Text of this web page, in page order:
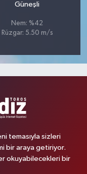
Güneşli
Nem: %42
Rüzgar: 5.50 m/s
temasıyla sizleri
bir araya getiriyor.
okuyabilecekleri bir